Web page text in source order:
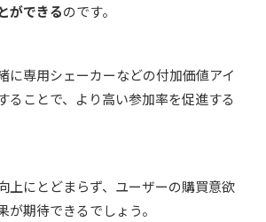
ができるのです。
に専用シェーカーなどの付加価値アイ
ることで、より高い参加率を促進する
上にとどまらず、ユーザーの購買意欲
が期待できるでしょう。